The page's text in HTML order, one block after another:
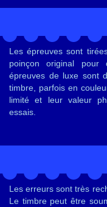
Les épreuves sont
poinçon original
épreuves de luxe sont
timbre, parfois en
limité et leur valeur
essais.
Les erreurs sont très
Le timbre peut être